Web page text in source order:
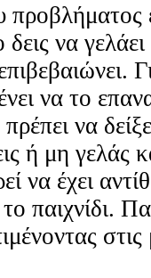
δεις να
να το
να
ή μη γελάς
να έχει
παιχνίδι.